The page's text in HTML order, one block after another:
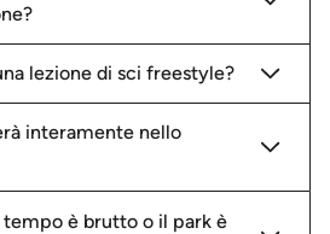
lezione di sci freestyle?
interamente nello
tempo è brutto o il park è